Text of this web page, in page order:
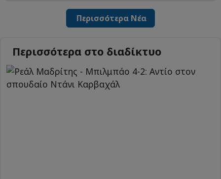
Περισσότερα Νέα
Περισσότερα στο διαδίκτυο